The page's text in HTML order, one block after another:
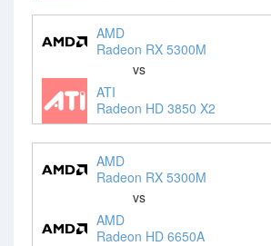
AMD
Radeon RX 5300M
vs
ATI
Radeon HD 3850 X2
AMD
Radeon RX 5300M
vs
AMD
Radeon HD 6650A